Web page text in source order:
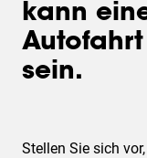
kann
sein.
Stellen Sie sich